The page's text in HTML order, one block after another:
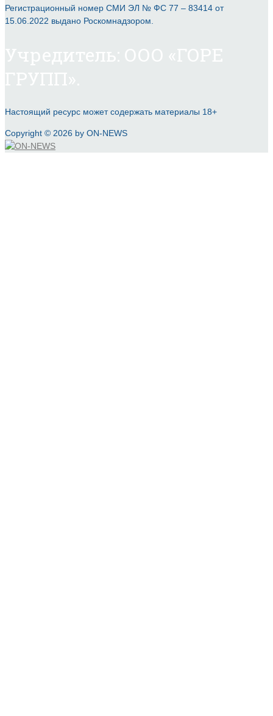
Регистрационный номер СМИ ЭЛ № ФС 77 – 83414 от
15.06.2022 выдано Роскомнадзором.
Настоящий ресурс может содержать материалы 18+
Copyright © 2026 by ON-NEWS